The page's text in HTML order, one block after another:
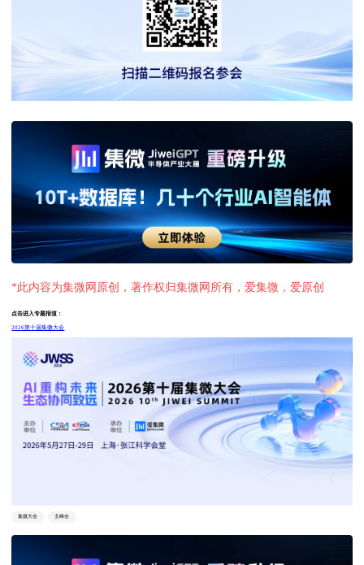
*此内容为集微网原创，著作权归集微网所有，爱集微，爱原创
点击进入专题报道：
2026第十届集微大会
集微大会 主峰会